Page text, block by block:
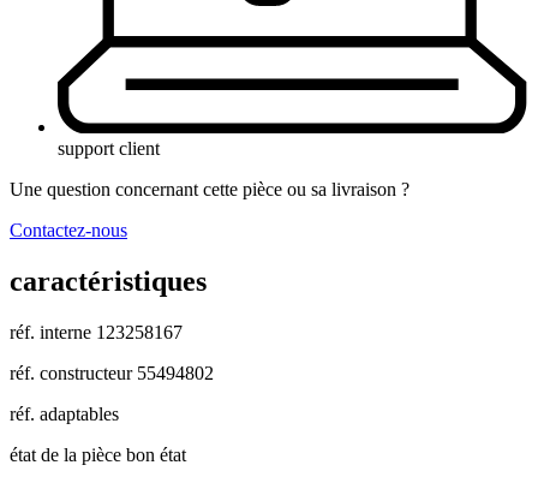
support client
Une question concernant cette pièce ou sa livraison ?
Contactez-nous
caractéristiques
réf. interne 123258167
réf. constructeur 55494802
réf. adaptables
état de la pièce bon état